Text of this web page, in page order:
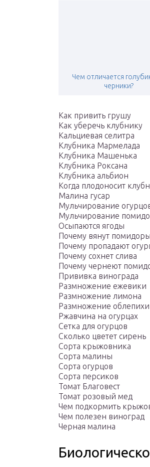
Чем отличается
черники?
Как привить грушу
Как уберечь клубнику
Кальциевая селитра
Клубника Мармелада
Клубника Машенька
Клубника Роксана
Клубника альбион
Когда плодоносит
Малина гусар
Мульчирование
Мульчирование
Осыпаются ягоды
Почему вянут помидоры
Почему пропадают
Почему сохнет слива
Почему чернеют
Прививка винограда
Размножение ежевики
Размножение лимона
Размножение облепихи
Ржавчина на огурцах
Сетка для огурцов
Сколько цветет сирень
Сорта крыжовника
Сорта малины
Сорта огурцов
Сорта персиков
Томат Благовест
Томат розовый мед
Чем подкормить
Чем полезен виноград
Черная малина